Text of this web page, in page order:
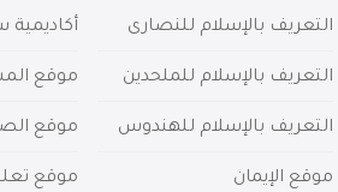
التعريف بالإسلام للنصارى
التعريف بالإسلام للملحدين
التعريف بالإسلام للهندوس
موقع الإيمان
أكاديمية
موقع
موقع
موقع